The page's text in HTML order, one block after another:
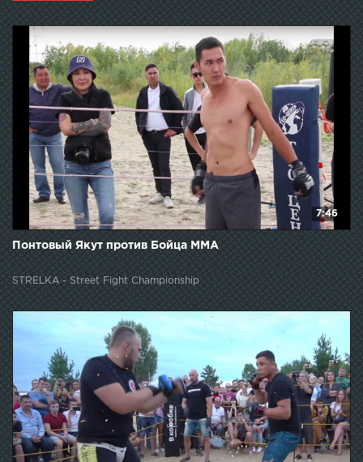
7:46
Понтовый Якут против Бойца ММА
STRELKA - Street Fight Championship